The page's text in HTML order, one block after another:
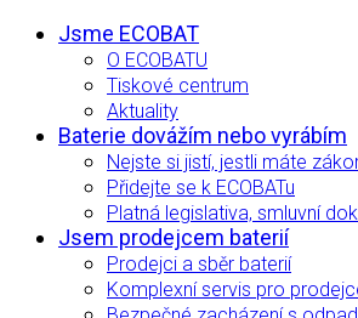
Jsme ECOBAT
O ECOBATU
Tiskové centrum
Aktuality
Baterie dovážím nebo vyrábím
Nejste si jistí, jestli máte
Přidejte se k ECOBATu
Platná legislativa, smluvní
Jsem prodejcem baterií
Prodejci a sběr baterií
Komplexní servis pro